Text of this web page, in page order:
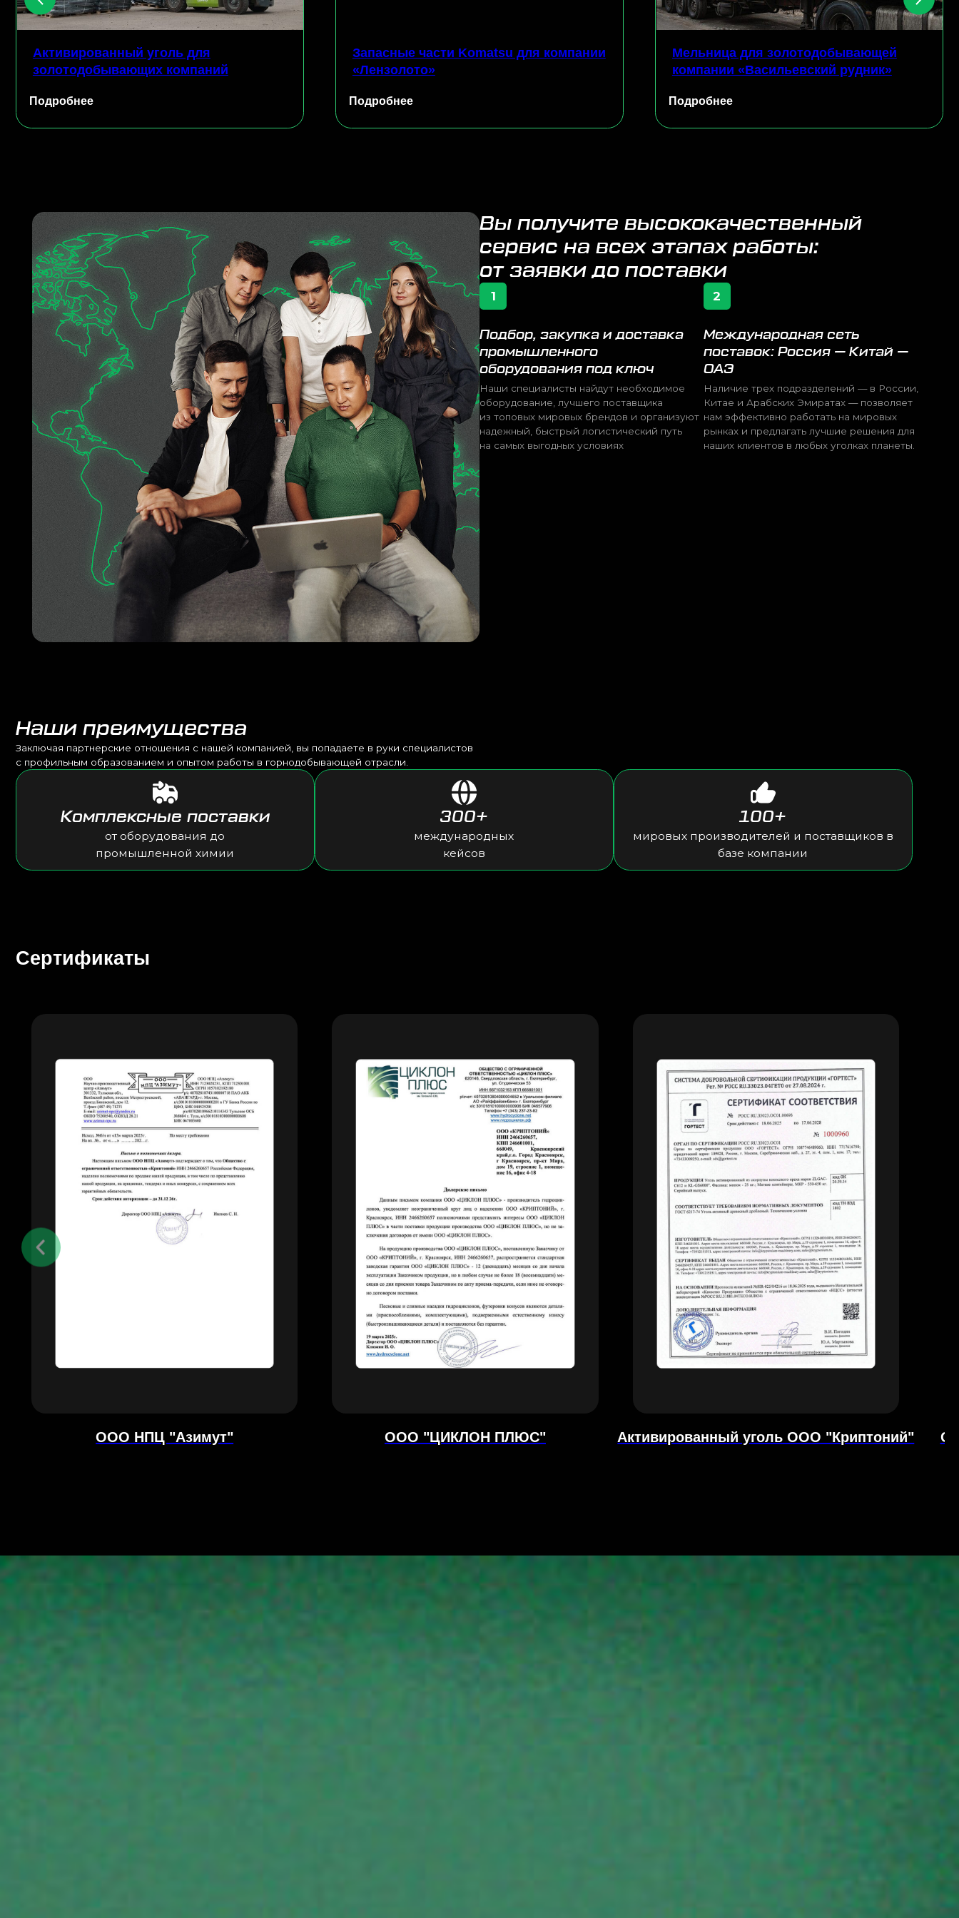
Подробнее Подробнее
Вы получите высококачественный
Подбор, закупка и доставка
промышленного
оборудования под ключ
Наши специалисты найдут необходимое
оборудование, лучшего поставщика
из топовых мировых брендов и организуют
надежный, быстрый логистический путь
на самых выгодных условиях
Международная сеть
поставок: Россия — Китай —
Наличие трех подразделений — в России,
Китае и Арабских Эмиратах — позволяет
нам эффективно работать на мировых
наших клиентов в любых уголках планеты.
Наши преимущества
Заключая партнерские отношения с нашей компанией, вы попадаете в руки специалистов
с профильным образованием и опытом работы в горнодобывающей отрасли.
Сертификаты
ООО НПЦ "Азимут" ООО "ЦИКЛОН ПЛЮС" Активированный уголь ООО "Криптоний"